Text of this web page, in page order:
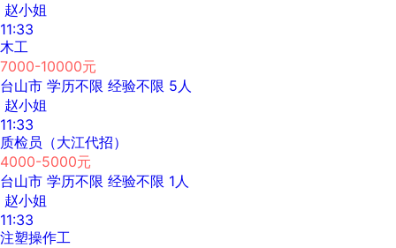
赵小姐
11:33
木工
7000-10000元
台山市 学历不限 经验不限 5人
赵小姐
11:33
质检员（大江代招）
4000-5000元
台山市 学历不限 经验不限 1人
赵小姐
11:33
注塑操作工